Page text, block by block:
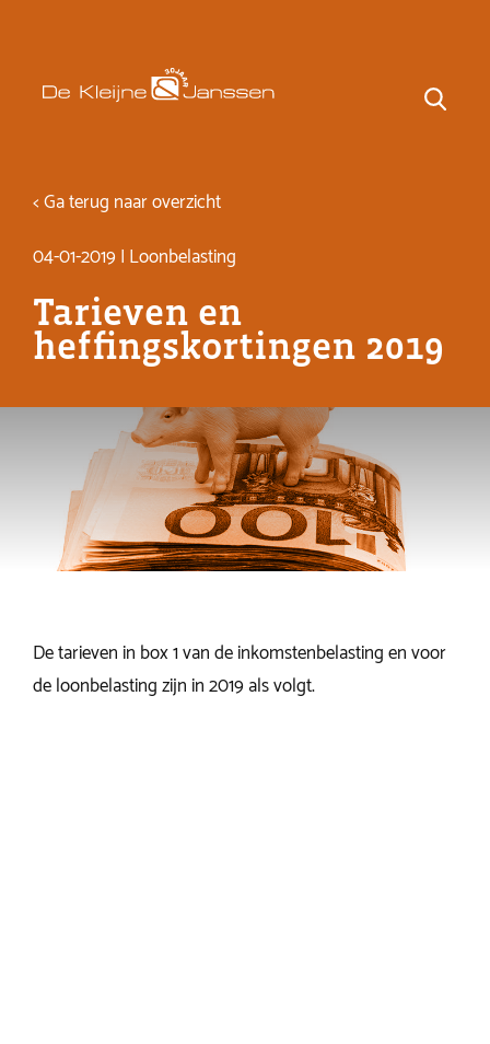
< Ga terug naar overzicht
04-01-2019 | Loonbelasting
Tarieven en
heffingskortingen 2019
De tarieven in box 1 van de inkomstenbelasting en voor
de loonbelasting zijn in 2019 als volgt.